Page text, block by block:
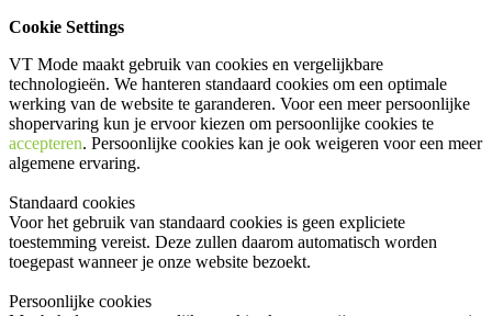
Cookie Settings
VT Mode maakt gebruik van cookies en vergelijkbare
technologieën. We hanteren standaard cookies om een optimale
werking van de website te garanderen. Voor een meer persoonlijke
shopervaring kun je ervoor kiezen om persoonlijke cookies te
accepteren. Persoonlijke cookies kan je ook weigeren voor een meer
algemene ervaring.
Standaard cookies
Voor het gebruik van standaard cookies is geen expliciete
toestemming vereist. Deze zullen daarom automatisch worden
toegepast wanneer je onze website bezoekt.
Persoonlijke cookies